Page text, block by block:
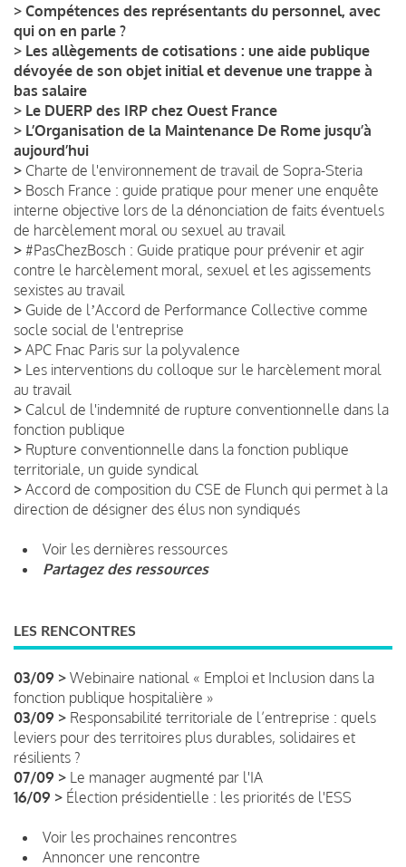
> Compétences des représentants du personnel, avec
qui on en parle ?
> Les allègements de cotisations : une aide publique
dévoyée de son objet initial et devenue une trappe à
bas salaire
> Le DUERP des IRP chez Ouest France
> L’Organisation de la Maintenance De Rome jusqu’à
aujourd’hui
> Charte de l'environnement de travail de Sopra-Steria
> Bosch France : guide pratique pour mener une enquête
interne objective lors de la dénonciation de faits éventuels
de harcèlement moral ou sexuel au travail
> #PasChezBosch : Guide pratique pour prévenir et agir
contre le harcèlement moral, sexuel et les agissements
sexistes au travail
> Guide de lʼAccord de Performance Collective comme
socle social de l'entreprise
> APC Fnac Paris sur la polyvalence
> Les interventions du colloque sur le harcèlement moral
au travail
> Calcul de l'indemnité de rupture conventionnelle dans la
fonction publique
> Rupture conventionnelle dans la fonction publique
territoriale, un guide syndical
> Accord de composition du CSE de Flunch qui permet à la
direction de désigner des élus non syndiqués
Voir les dernières ressources
Partagez des ressources
LES RENCONTRES
03/09 > Webinaire national « Emploi et Inclusion dans la
fonction publique hospitalière »
03/09 > Responsabilité territoriale de l’entreprise : quels
leviers pour des territoires plus durables, solidaires et
résilients ?
07/09 > Le manager augmenté par l'IA
16/09 > Élection présidentielle : les priorités de l'ESS
Voir les prochaines rencontres
Annoncer une rencontre